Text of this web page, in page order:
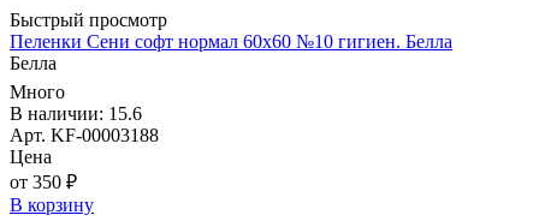
Быстрый просмотр
Пеленки Сени софт нормал 60х60 №10 гигиен. Белла
Белла
Много
В наличии: 15.6
Арт. KF-00003188
Цена
от 350 ₽
В корзину